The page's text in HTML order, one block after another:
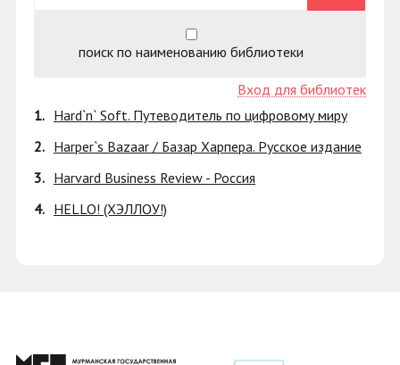
поиск по наименованию библиотеки
Вход для библиотек
1. Hard`n` Soft. Путеводитель по цифровому миру
2. Harper`s Bazaar / Базар Харпера. Русское издание
3. Harvard Business Review - Россия
4. HELLO! (ХЭЛЛОУ!)